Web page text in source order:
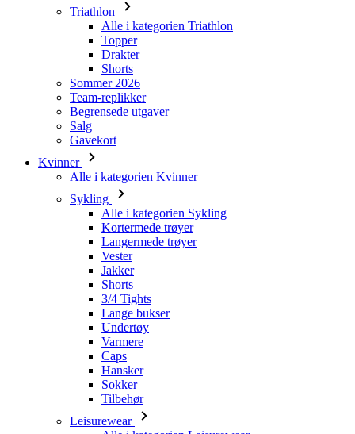
Sommer 2026
Team-replikker
Begrensede utgaver
Salg
Gavekort
Kvinner
Alle i kategorien Kvinner
Sykling
Alle i kategorien Sykling
Langermede trøyer
Vester
Jakker
Shorts
3/4 Tights
Lange bukser
Undertøy
Varmere
Caps
Hansker
Sokker
Tilbehør
Leisurewear
Alle i kategorien Leisurewear
T-skjorter
Gensere